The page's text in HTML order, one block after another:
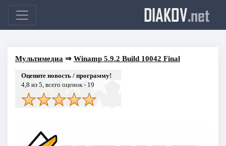
DIAKOV.net
Мультимедиа ⇒ Winamp 5.9.2 Build 10042 Final
Оцените новость / программу!
4,8 из 5, всего оценок - 19